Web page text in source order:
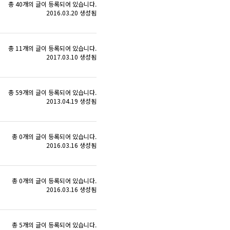
총 40개의 글이 등록되어 있습니다.
2016.03.20 생성됨
총 11개의 글이 등록되어 있습니다.
2017.03.10 생성됨
총 59개의 글이 등록되어 있습니다.
2013.04.19 생성됨
총 0개의 글이 등록되어 있습니다.
2016.03.16 생성됨
총 0개의 글이 등록되어 있습니다.
2016.03.16 생성됨
총 5개의 글이 등록되어 있습니다.